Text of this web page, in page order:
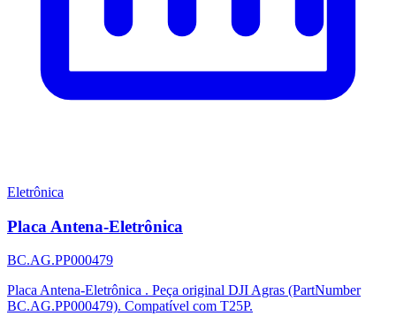
Eletrônica
Placa Antena-Eletrônica
BC.AG.PP000479
Placa Antena-Eletrônica . Peça original DJI Agras (PartNumber
BC.AG.PP000479). Compatível com T25P.